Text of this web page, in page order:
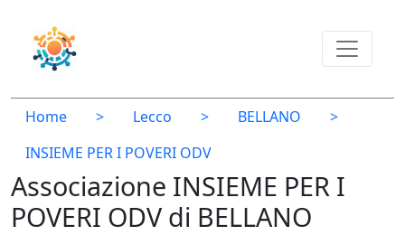
Home > Lecco > BELLANO
>
INSIEME PER I POVERI ODV
Associazione INSIEME PER I
POVERI ODV di BELLANO